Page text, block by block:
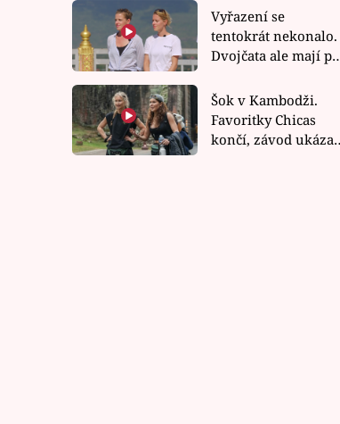
rychlé recepty
Vyřazení se
tentokrát nekonalo.
Dvojčata ale mají po
závodu nůž na krku
Šok v Kambodži.
Favoritky Chicas
končí, závod ukázal